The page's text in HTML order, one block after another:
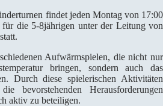
findet jeden Montag von 17:00
die 5-8jährigen unter der Leitung von
Aufwärmspielen, die nicht nur
bringen, sondern auch das
Durch diese spielerischen Aktivitäten
bevorstehenden Herausforderungen
aktiv zu beteiligen.